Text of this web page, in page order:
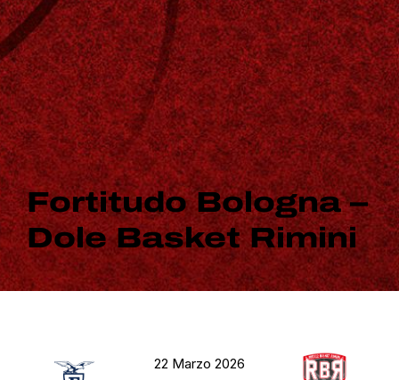
Fortitudo Bologna –
Dole Basket Rimini
22 Marzo 2026